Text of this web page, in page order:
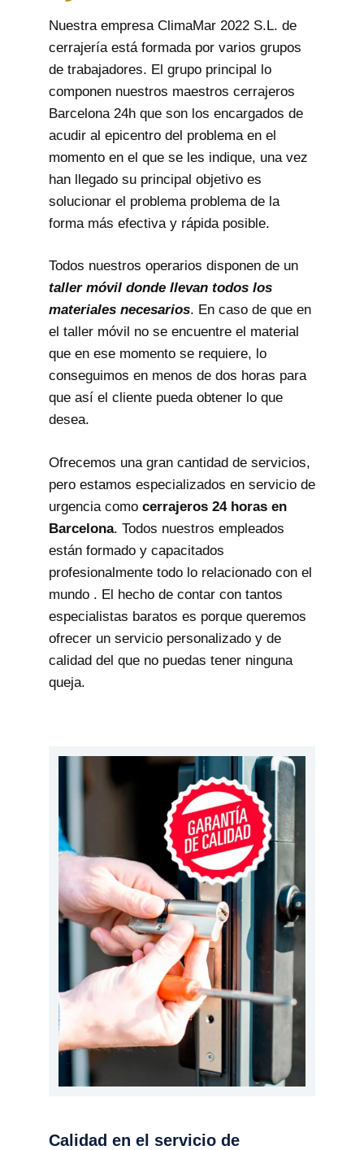
Nuestra empresa ClimaMar 2022 S.L. de
cerrajería está formada por varios grupos
de trabajadores. El grupo principal lo
componen nuestros maestros cerrajeros
Barcelona 24h que son los encargados de
acudir al epicentro del problema en el
momento en el que se les indique, una vez
han llegado su principal objetivo es
solucionar el problema problema de la
forma más efectiva y rápida posible.
Todos nuestros operarios disponen de un
taller móvil donde llevan todos los
materiales necesarios. En caso de que en
el taller móvil no se encuentre el material
que en ese momento se requiere, lo
conseguimos en menos de dos horas para
que así el cliente pueda obtener lo que
desea.
Ofrecemos una gran cantidad de servicios,
pero estamos especializados en servicio de
urgencia como cerrajeros 24 horas en
Barcelona. Todos nuestros empleados
están formado y capacitados
profesionalmente todo lo relacionado con el
mundo . El hecho de contar con tantos
especialistas baratos es porque queremos
ofrecer un servicio personalizado y de
calidad del que no puedas tener ninguna
queja.
Calidad en el servicio de